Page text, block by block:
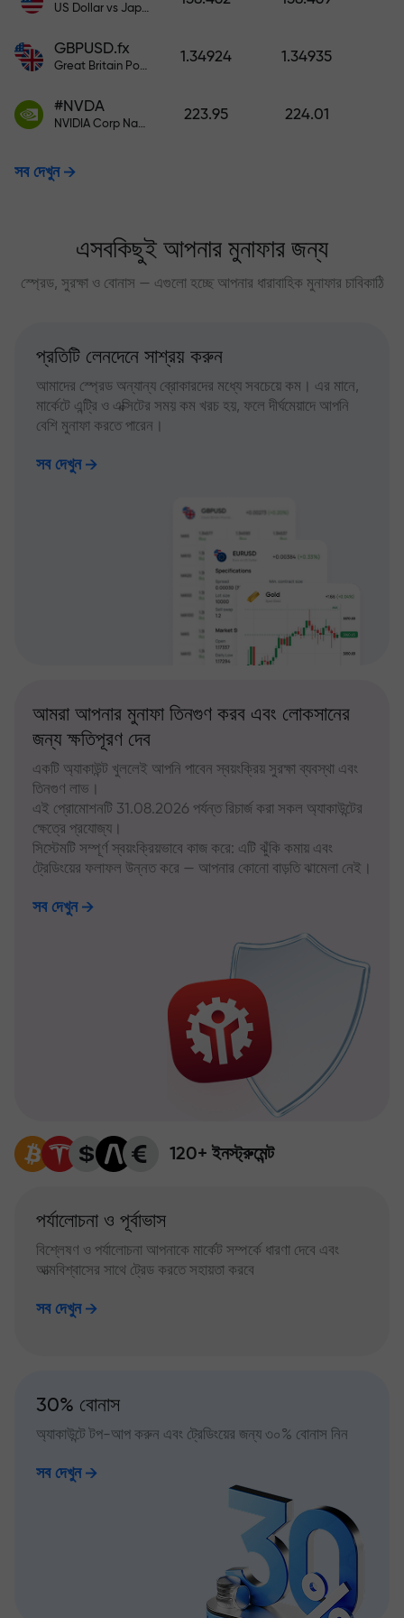
US Dollar vs Japanese Yen
GBPUSD.fx
Great Britain Pound vs US Dollar
1.34924 1.34935
#NVDA
NVIDIA Corp Nasdaq Stock Exchange (Nasdaq) USD
223.95 224.01
সব দেখুন
এসবকিছুই আপনার মুনাফার জন্য
স্প্রেড, সুরক্ষা ও বোনাস — এগুলো হচ্ছে আপনার ধারাবাহিক মুনাফার চাবিকাঠি
প্রতিটি লেনদেনে সাশ্রয় করুন
আমাদের স্প্রেড অন্যান্য ব্রোকারদের মধ্যে সবচেয়ে কম। এর মানে,
মার্কেটে এন্ট্রি ও এক্সিটের সময় কম খরচ হয়, ফলে দীর্ঘমেয়াদে আপনি
বেশি মুনাফা করতে পারেন।
সব দেখুন
আমরা আপনার মুনাফা তিনগুণ করব এবং লোকসানের
জন্য ক্ষতিপূরণ দেব
একটি অ্যাকাউন্ট খুললেই আপনি পাবেন স্বয়ংক্রিয় সুরক্ষা ব্যবস্থা এবং
তিনগুণ লাভ।
এই প্রোমোশনটি 31.08.2026 পর্যন্ত রিচার্জ করা সকল অ্যাকাউন্টের
ক্ষেত্রে প্রযোজ্য।
সিস্টেমটি সম্পূর্ণ স্বয়ংক্রিয়ভাবে কাজ করে: এটি ঝুঁকি কমায় এবং
ট্রেডিংয়ের ফলাফল উন্নত করে — আপনার কোনো বাড়তি ঝামেলা নেই।
সব দেখুন
120+ ইনস্ট্রুমেন্ট
পর্যালোচনা ও পূর্বাভাস
বিশ্লেষণ ও পর্যালোচনা আপনাকে মার্কেট সম্পর্কে ধারণা দেবে এবং
আত্মবিশ্বাসের সাথে ট্রেড করতে সহায়তা করবে
সব দেখুন
30% বোনাস
অ্যাকাউন্টে টপ-আপ করুন এবং ট্রেডিংয়ের জন্য ৩০% বোনাস নিন
সব দেখুন